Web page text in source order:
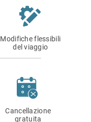
Modifiche flessibili
del viaggio
Cancellazione
gratuita